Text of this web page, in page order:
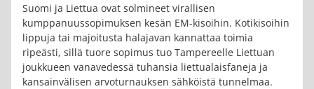
Suomi ja Liettua ovat solmineet virallisen
kumppanuussopimuksen kesän EM-kisoihin. Kotikisoihin
lippuja tai majoitusta halajavan kannattaa toimia
ripeästi, sillä tuore sopimus tuo Tampereelle Liettuan
joukkueen vanavedessä tuhansia liettualaisfaneja ja
kansainvälisen arvoturnauksen sähköistä tunnelmaa.